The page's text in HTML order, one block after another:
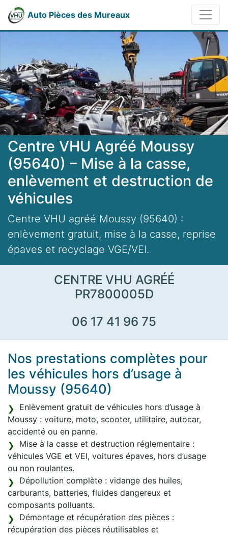
Auto Pièces des Mureaux
Centre VHU Agréé Moussy
(95640) – Mise à la casse,
enlèvement et destruction de
véhicules
Centre VHU agréé Moussy (95640) :
enlèvement gratuit, mise à la casse, reprise
épaves et recyclage VGE/VEI.
CENTRE VHU AGRÉÉ
PR7800005D
06 17 41 96 75
Nos prestations complètes pour
les véhicules hors d’usage à
Moussy (95640)
Enlèvement gratuit de véhicules hors d’usage à
Moussy : voiture, moto, scooter, utilitaire, autocar,
accidenté ou en panne.
Mise à la casse et destruction réglementaire :
véhicules VGE et VEI, voitures épaves, hors d’usage
ou non roulantes.
Dépollution complète : vidange des huiles,
carburants, batteries, fluides dangereux et
composants polluants.
Démontage et récupération des pièces :
récupération des pièces réutilisables et